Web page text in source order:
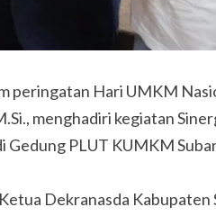
peringatan Hari UMKM
menghadiri kegiatan
PLUT KUMKM
Dekranasda Kabupaten